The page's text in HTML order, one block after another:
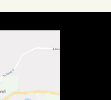
O'Nature